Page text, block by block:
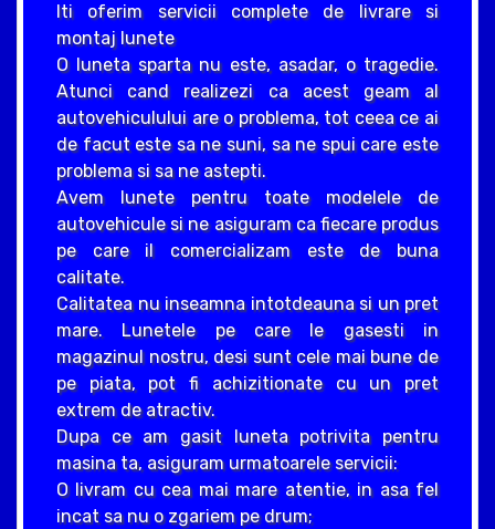
Iti oferim servicii complete de livrare si
montaj lunete
O luneta sparta nu este, asadar, o tragedie.
Atunci cand realizezi ca acest geam al
autovehiculului are o problema, tot ceea ce ai
de facut este sa ne suni, sa ne spui care este
problema si sa ne astepti.
Avem lunete pentru toate modelele de
autovehicule si ne asiguram ca fiecare produs
pe care il comercializam este de buna
calitate.
Calitatea nu inseamna intotdeauna si un pret
mare. Lunetele pe care le gasesti in
magazinul nostru, desi sunt cele mai bune de
pe piata, pot fi achizitionate cu un pret
extrem de atractiv.
Dupa ce am gasit luneta potrivita pentru
masina ta, asiguram urmatoarele servicii:
O livram cu cea mai mare atentie, in asa fel
incat sa nu o zgariem pe drum;